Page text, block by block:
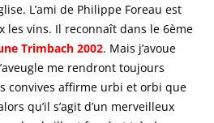
L’ami de Philippe Foreau est
les vins. Il reconnaît dans le 6ème
Trimbach 2002. Mais j’avoue
me rendront toujours
convives affirme urbi et orbi que
qu’il s’agit d’un merveilleux